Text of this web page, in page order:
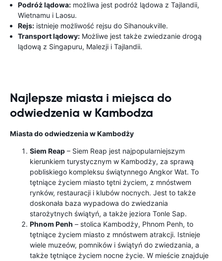
Podróż lądowa: możliwa jest podróż lądowa z Tajlandii,
Wietnamu i Laosu.
Rejs: istnieje możliwość rejsu do Sihanoukville.
Transport lądowy: Możliwe jest także zwiedzanie drogą
lądową z Singapuru, Malezji i Tajlandii.
Najlepsze miasta i miejsca do
odwiedzenia w Kambodza
Miasta do odwiedzenia w Kambodży
Siem Reap – Siem Reap jest najpopularniejszym
kierunkiem turystycznym w Kambodży, za sprawą
pobliskiego kompleksu świątynnego Angkor Wat. To
tętniące życiem miasto tętni życiem, z mnóstwem
rynków, restauracji i klubów nocnych. Jest to także
doskonała baza wypadowa do zwiedzania
starożytnych świątyń, a także jeziora Tonle Sap.
Phnom Penh – stolica Kambodży, Phnom Penh, to
tętniące życiem miasto z mnóstwem atrakcji. Istnieje
wiele muzeów, pomników i świątyń do zwiedzania, a
także tętniące życiem nocne życie. W mieście znajduje